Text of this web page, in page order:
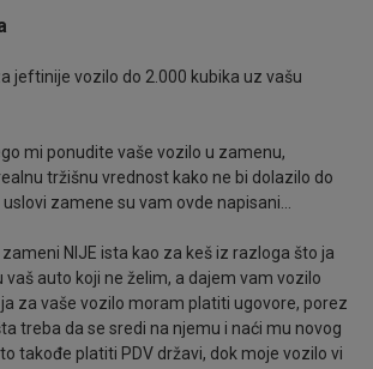
na celom svetu...
Jako mali potrošač i jeftina
Klimu, Alu felne, Zatamnjena
na sebi, Svetla za maglu, Parking
Centralnu bravu, Daljinsko
Kod ključa, Fabrička multimedija,
jeftinije vozilo do 2.000 kubika uz vašu
mi ponudite vaše vozilo u zamenu,
tržišnu vrednost kako ne bi dolazilo do
zamene su vam ovde napisani...
NIJE ista kao za keš iz razloga što ja
auto koji ne želim, a dajem vam vozilo
ja za vaše vozilo moram platiti ugovore, porez
treba da se sredi na njemu i naći mu novog
takođe platiti PDV državi, dok moje vozilo vi